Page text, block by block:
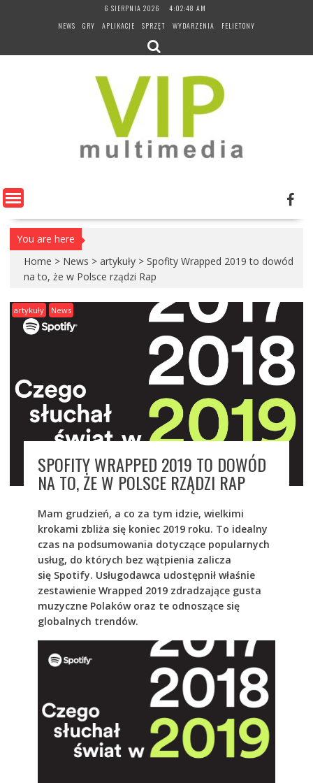
6 SIERPNIA 2026
4:02:48 AM
NEWS
GRY APLIKACJE SPRZĘT WYDARZENIA FELIETONY
You are here
Home > News > artykuły > Spofity Wrapped 2019 to dowód
na to, że w Polsce rządzi Rap
artykuły News
SPOFITY WRAPPED 2019 TO DOWÓD
NA TO, ŻE W POLSCE RZĄDZI RAP
Mam grudzień, a co za tym idzie, wielkimi
krokami zbliża się koniec 2019 roku. To idealny
czas na podsumowania dotyczące popularnych
usług, do których bez wątpienia zalicza
się Spotify. Usługodawca udostępnił właśnie
zestawienie Wrapped 2019 zdradzające gusta
muzyczne Polaków oraz te odnoszące się
globalnych trendów.